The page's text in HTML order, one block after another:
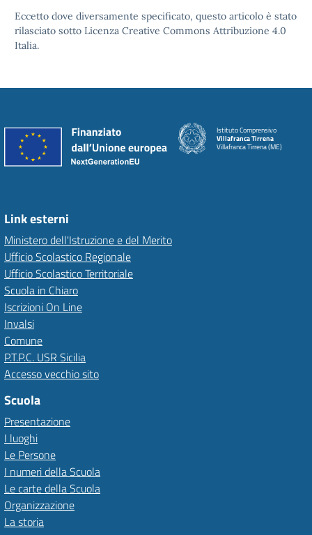
Eccetto dove diversamente specificato, questo articolo è stato
rilasciato sotto Licenza Creative Commons Attribuzione 4.0
Italia.
Istituto Comprensivo
Villafranca Tirrena
Villafranca Tirrena (ME)
Link esterni
Ministero dell'Istruzione e del Merito
Ufficio Scolastico Regionale
Ufficio Scolastico Territoriale
Scuola in Chiaro
Iscrizioni On Line
Invalsi
Comune
P.T.P.C. USR Sicilia
Accesso vecchio sito
Scuola
Presentazione
I luoghi
Le Persone
I numeri della Scuola
Le carte della Scuola
Organizzazione
La storia